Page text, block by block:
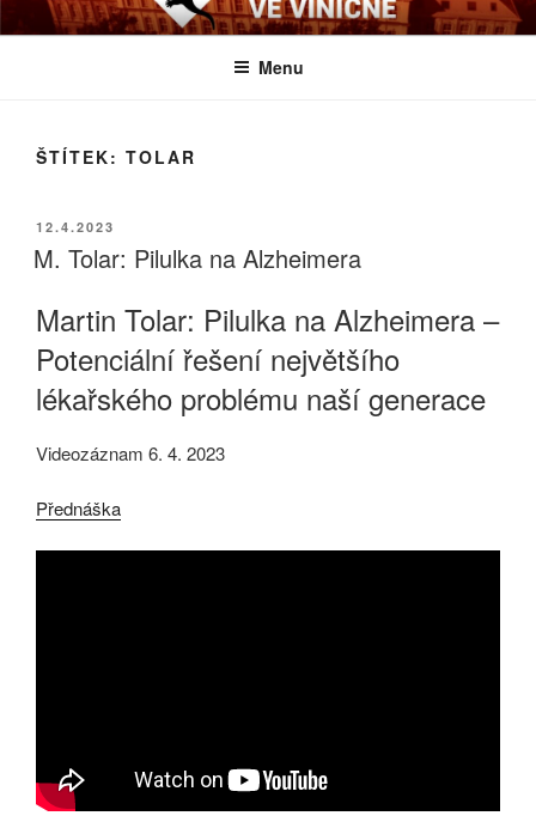
k
BIOLOGICKÉ ČTVRTKY VE
Určeno všem zájemcům o evoluci a obecnější biologická témata
Menu
ŠTÍTEK: TOLAR
PUBLIKOVÁNO
12.4.2023
M. Tolar: Pilulka na Alzheimera
Martin Tolar: Pilulka na Alzheimera –
Potenciální řešení největšího
lékařského problému naší generace
Videozáznam 6. 4. 2023
Přednáška